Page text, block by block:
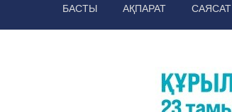
БАСТЫ АҚПАРАТ САЯСАТ